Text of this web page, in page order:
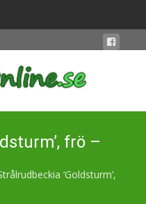
frö –
‘Goldsturm’,